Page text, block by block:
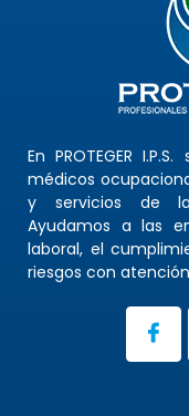
En PROTEGER
médicos
y servicios de
Ayudamos a las
laboral, el
riesgos con